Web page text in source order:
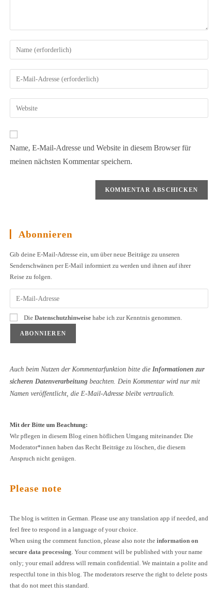
Name, E-Mail-Adresse und Website in diesem Browser für
meinen nächsten Kommentar speichern.
Abonnieren
Gib deine E-Mail-Adresse ein, um über neue Beiträge zu unseren
Senderschwänen per E-Mail informiert zu werden und ihnen auf ihrer
Reise zu folgen.
Die Datenschutzhinweise habe ich zur Kenntnis genommen.
Auch beim Nutzen der Kommentarfunktion bitte die Informationen zur
sicheren Datenverarbeitung beachten. Dein Kommentar wird nur mit
Namen veröffentlicht, die E-Mail-Adresse bleibt vertraulich.
Mit der Bitte um Beachtung:
Wir pflegen in diesem Blog einen höflichen Umgang miteinander. Die
Moderator*innen haben das Recht Beiträge zu löschen, die diesem
Anspruch nicht genügen.
Please note
The blog is written in German. Please use any translation app if needed, and
feel free to respond in a language of your choice.
When using the comment function, please also note the information on
secure data processing . Your comment will be published with your name
only; your email address will remain confidential. We maintain a polite and
respectful tone in this blog. The moderators reserve the right to delete posts
that do not meet this standard.